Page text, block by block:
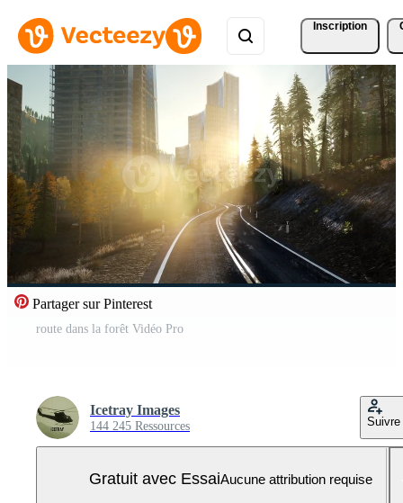
Inscription
Partager sur Pinterest
route dans la forêt Vidéo Pro
Icetray Images
144 245 Ressources Suivre
Gratuit avec EssaiAucune attribution requise